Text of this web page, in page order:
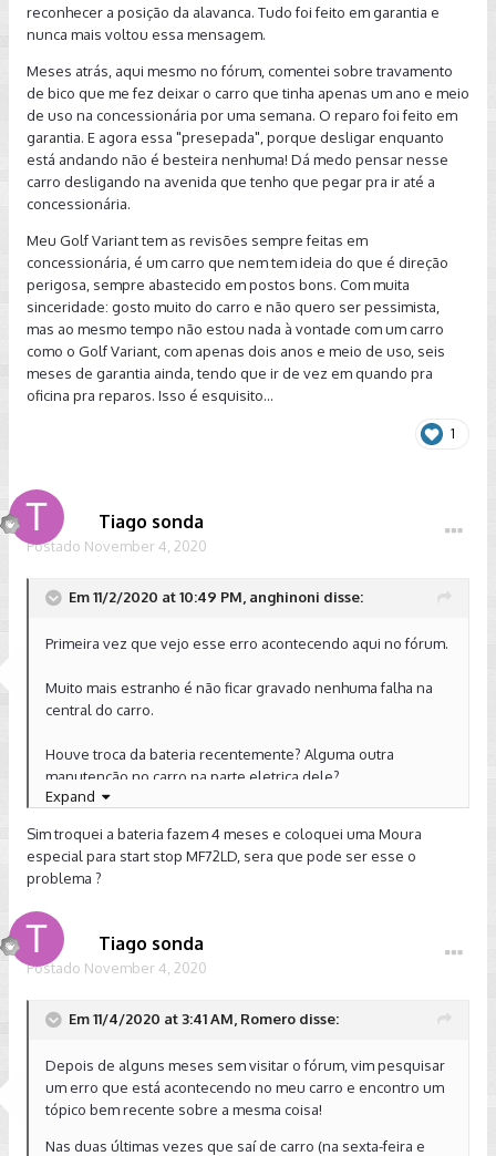
reconhecer a posição da alavanca. Tudo foi feito em garantia e
nunca mais voltou essa mensagem.
Meses atrás, aqui mesmo no fórum, comentei sobre travamento
de bico que me fez deixar o carro que tinha apenas um ano e meio
de uso na concessionária por uma semana. O reparo foi feito em
garantia. E agora essa "presepada", porque desligar enquanto
está andando não é besteira nenhuma! Dá medo pensar nesse
carro desligando na avenida que tenho que pegar pra ir até a
concessionária.
Meu Golf Variant tem as revisões sempre feitas em
concessionária, é um carro que nem tem ideia do que é direção
perigosa, sempre abastecido em postos bons. Com muita
sinceridade: gosto muito do carro e não quero ser pessimista,
mas ao mesmo tempo não estou nada à vontade com um carro
como o Golf Variant, com apenas dois anos e meio de uso, seis
meses de garantia ainda, tendo que ir de vez em quando pra
oficina pra reparos. Isso é esquisito...
1
Tiago sonda
Postado November 4, 2020
Em 11/2/2020 at 10:49 PM, anghinoni disse:
Primeira vez que vejo esse erro acontecendo aqui no fórum.
Muito mais estranho é não ficar gravado nenhuma falha na
central do carro.
Houve troca da bateria recentemente? Alguma outra
manutenção no carro na parte eletrica dele?
Expand
Sim troquei a bateria fazem 4 meses e coloquei uma Moura
especial para start stop MF72LD, sera que pode ser esse o
problema ?
Tiago sonda
Postado November 4, 2020
Em 11/4/2020 at 3:41 AM, Romero disse:
Depois de alguns meses sem visitar o fórum, vim pesquisar
um erro que está acontecendo no meu carro e encontro um
tópico bem recente sobre a mesma coisa!
Nas duas últimas vezes que saí de carro (na sexta-feira e